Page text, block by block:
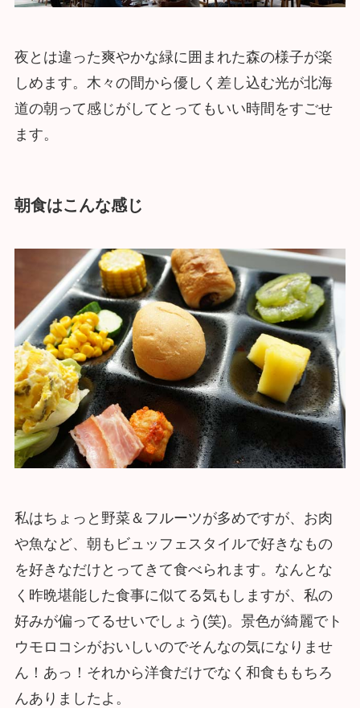
夜とは違った爽やかな緑に囲まれた森の様子が楽
しめます。木々の間から優しく差し込む光が北海
道の朝って感じがしてとってもいい時間をすごせ
ます。
朝食はこんな感じ
私はちょっと野菜＆フルーツが多めですが、お肉
や魚など、朝もビュッフェスタイルで好きなもの
を好きなだけとってきて食べられます。なんとな
く昨晩堪能した食事に似てる気もしますが、私の
好みが偏ってるせいでしょう(笑)。景色が綺麗でト
ウモロコシがおいしいのでそんなの気になりませ
ん！あっ！それから洋食だけでなく和食ももちろ
んありましたよ。